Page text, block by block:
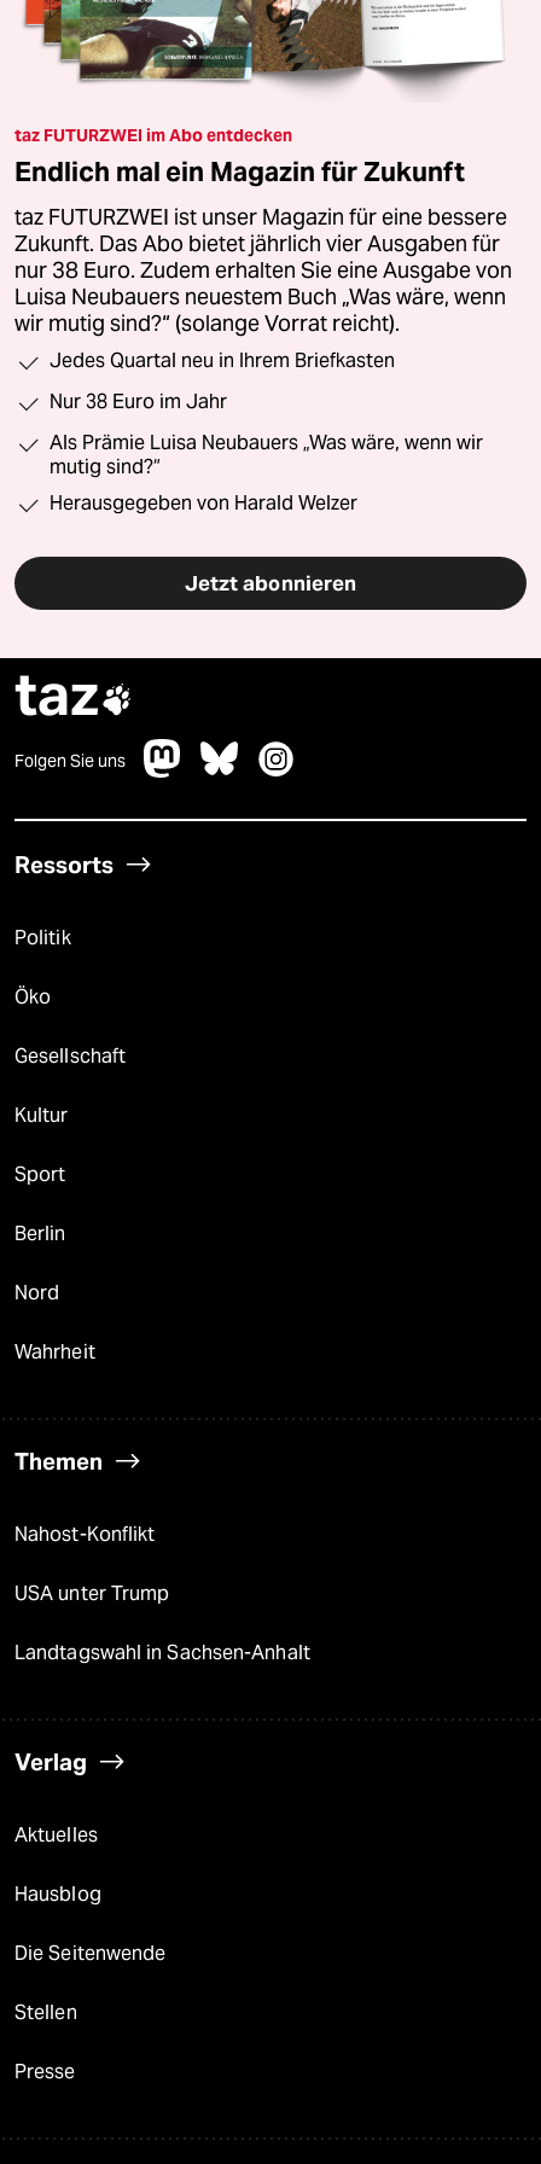
taz FUTURZWEI im Abo entdecken
Endlich mal ein Magazin für Zukunft
taz FUTURZWEI ist unser Magazin für eine bessere
Zukunft. Das Abo bietet jährlich vier Ausgaben für
nur 38 Euro. Zudem erhalten Sie eine Ausgabe von
Luisa Neubauers neuestem Buch „Was wäre, wenn
wir mutig sind?“ (solange Vorrat reicht).
Jedes Quartal neu in Ihrem Briefkasten
Nur 38 Euro im Jahr
Als Prämie Luisa Neubauers „Was wäre, wenn wir
mutig sind?“
Herausgegeben von Harald Welzer
Jetzt abonnieren
taz
Folgen Sie uns
Ressorts
Politik
Öko
Gesellschaft
Kultur
Sport
Berlin
Nord
Wahrheit
Themen
Nahost-Konflikt
USA unter Trump
Landtagswahl in Sachsen-Anhalt
Verlag
Aktuelles
Hausblog
Die Seitenwende
Stellen
Presse